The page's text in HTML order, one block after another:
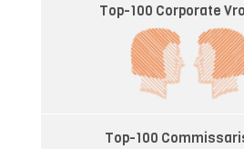
Top-100 Corporate
Top-100